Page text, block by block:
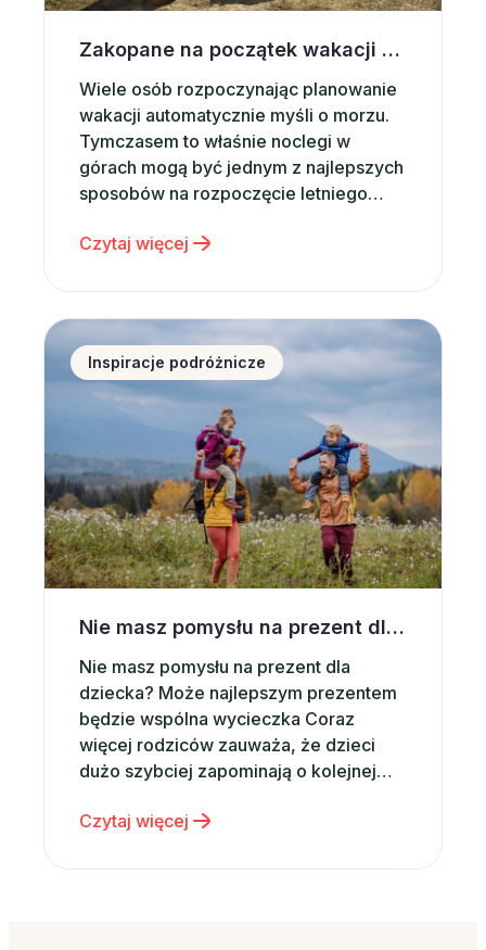
Zakopane na początek wakacji – dlaczego warto wybrać noclegi w górach?
Wiele osób rozpoczynając planowanie
wakacji automatycznie myśli o morzu.
Tymczasem to właśnie noclegi w
górach mogą być jednym z najlepszych
sposobów na rozpoczęcie letniego
krajobrazy, świeże powietrze,
aktywnego wypoczynku sprawiają, że
Zakopane od lat pozostaje jednym z
najchętniej wybieranych kierunków w
Polsce. Co ważne, Zakopane jest
miejscem, które sprawdza się…
Czytaj więcej
Nie masz pomysłu na prezent dla dziecka? Postaw
Inspiracje podróżnicze
Nie masz pomysłu na prezent dla dziecka? Postaw na wspólną wycieczkę
Nie masz pomysłu na prezent dla
dziecka? Może najlepszym prezentem
będzie wspólna wycieczka Coraz
więcej rodziców zauważa, że dzieci
dużo szybciej zapominają o kolejnej
czasie. Właśnie dlatego zamiast
wybieramy emocje, wspomnienia i
Czytaj więcej